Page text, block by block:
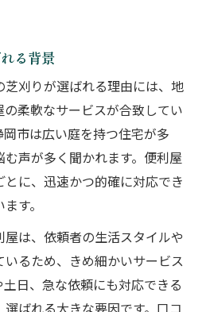
る背景
刈りが選ばれる理由には、地
柔軟なサービスが合致してい
市は広い庭を持つ住宅が多
声が多く聞かれます。便利屋
に、迅速かつ的確に対応でき
す。
は、依頼者の生活スタイルや
るため、きめ細かいサービス
日、急な依頼にも対応できる